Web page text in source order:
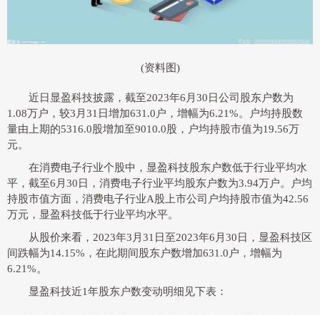
(资料图)
近日显盈科技披露，截至2023年6月30日公司股东户数为
1.08万户，较3月31日增加631.0户，增幅为6.21%。户均持股数
量由上期的5316.0股增加至9010.0股，户均持股市值为19.56万
元。
在消费电子行业个股中，显盈科技股东户数低于行业平均水
平，截至6月30日，消费电子行业平均股东户数为3.94万户。户均
持股市值方面，消费电子行业A股上市公司户均持股市值为42.56
万元，显盈科技低于行业平均水平。
从股价来看，2023年3月31日至2023年6月30日，显盈科技区
间跌幅为14.15%，在此期间股东户数增加631.0户，增幅为
6.21%。
显盈科技近1年股东户数变动明细见下表：